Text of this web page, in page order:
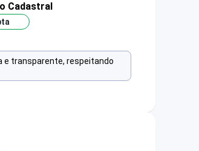
Cadastral
e transparente, respeitando